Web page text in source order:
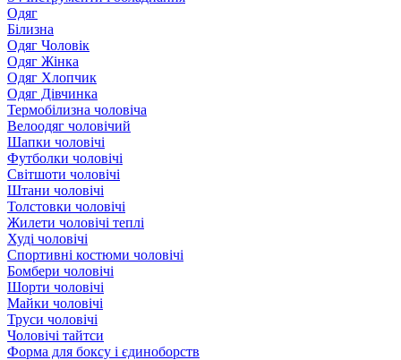
Одяг
Білизна
Одяг Чоловік
Одяг Жінка
Одяг Хлопчик
Одяг Дівчинка
Термобілизна чоловіча
Велоодяг чоловічий
Шапки чоловічі
Футболки чоловічі
Світшоти чоловічі
Штани чоловічі
Толстовки чоловічі
Жилети чоловічі теплі
Худі чоловічі
Спортивні костюми чоловічі
Бомбери чоловічі
Шорти чоловічі
Майки чоловічі
Труси чоловічі
Чоловічі тайтси
Форма для боксу і єдиноборств